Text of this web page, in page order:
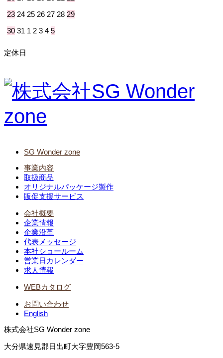
23 24 25 26 27 28 29
30 31 1 2 3 4 5
定休日
SG Wonder zone
事業内容
取扱商品
オリジナルパッケージ製作
販促支援サービス
会社概要
企業情報
企業沿革
代表メッセージ
本社ショールーム
営業日カレンダー
求人情報
WEBカタログ
お問い合わせ
English
株式会社SG Wonder zone
大分県速見郡日出町大字豊岡563-5